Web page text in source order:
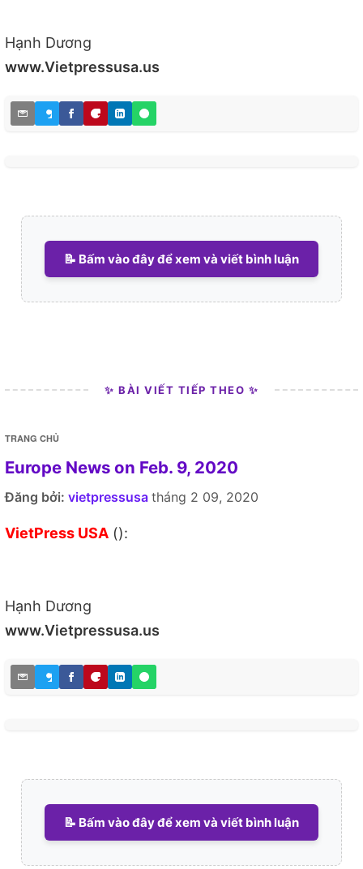
Hạnh Dương
www.Vietpressusa.us
📝 Bấm vào đây để xem và viết bình luận
✨ BÀI VIẾT TIẾP THEO ✨
TRANG CHỦ
Europe News on Feb. 9, 2020
Đăng bởi: vietpressusa tháng 2 09, 2020
VietPress USA ():
Hạnh Dương
www.Vietpressusa.us
📝 Bấm vào đây để xem và viết bình luận